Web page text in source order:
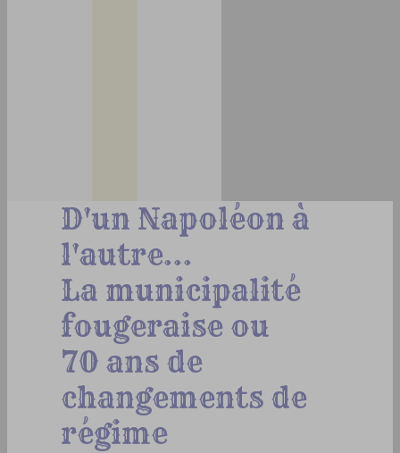
D'un Napoléon à
l'autre...
La municipalité
fougeraise ou
70 ans de
changements de
régime